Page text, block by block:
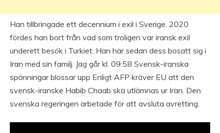
Han tillbringade ett decennium i exil i Sverige. 2020
fördes han bort från vad som troligen var iransk exil
underett besök i Turkiet. Han har sedan dess bosatt sig i
Iran med sin familj. Jag går kl. 09:58 Svensk-iranska
spänningar blossar upp Enligt AFP kräver EU att den
svensk-iranske Habib Chaab ska utlämnas ur Iran. Den
svenska regeringen arbetade för att avsluta avretting.